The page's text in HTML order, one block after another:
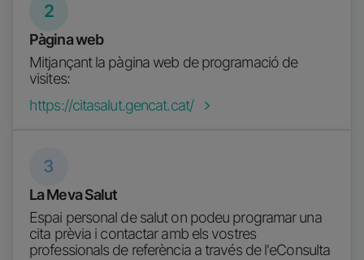
2
Pàgina web
Mitjançant la pàgina web de programació de
visites:
https://citasalut.gencat.cat/
3
La Meva Salut
Espai personal de salut on podeu programar una
cita prèvia i contactar amb els vostres
professionals de referència a través de l'eConsulta